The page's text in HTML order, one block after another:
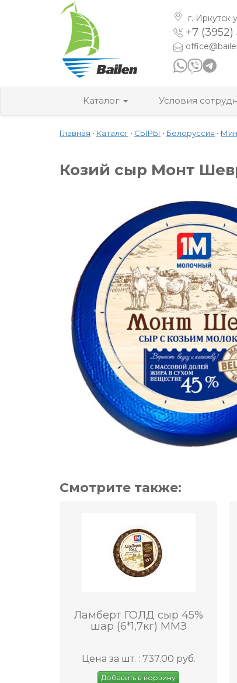
г. Иркутск
+7
Каталог Условия
Главная • Каталог • СЫРЫ • Белоруссия •
Козий сыр Монт
Смотрите также:
Ламберт ГОЛД сыр 45%
шар (6*1,7кг) ММЗ
Цена за шт. : 737.00 руб.
Добавить в корзину